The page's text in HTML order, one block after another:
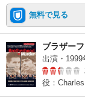
無料で見る
ブラザー
出演・1999
役：